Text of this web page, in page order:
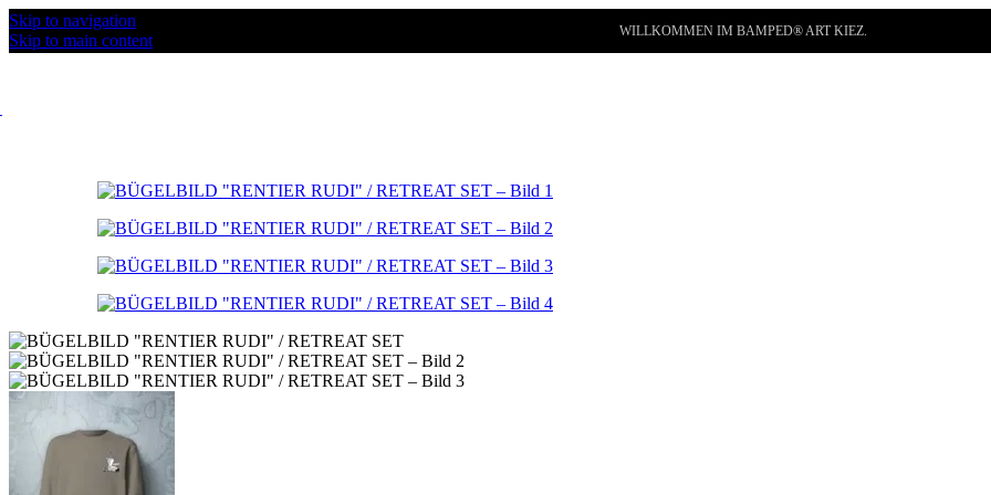
Skip to navigation
Skip to main content
WILLKOMMEN IM BAMPED® ART KIEZ.